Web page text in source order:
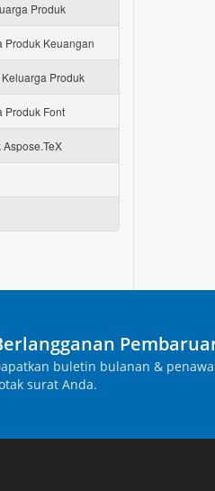
Produk
Produk Keuangan
Produk
Produk Font
buletin bulanan &
surat Anda.